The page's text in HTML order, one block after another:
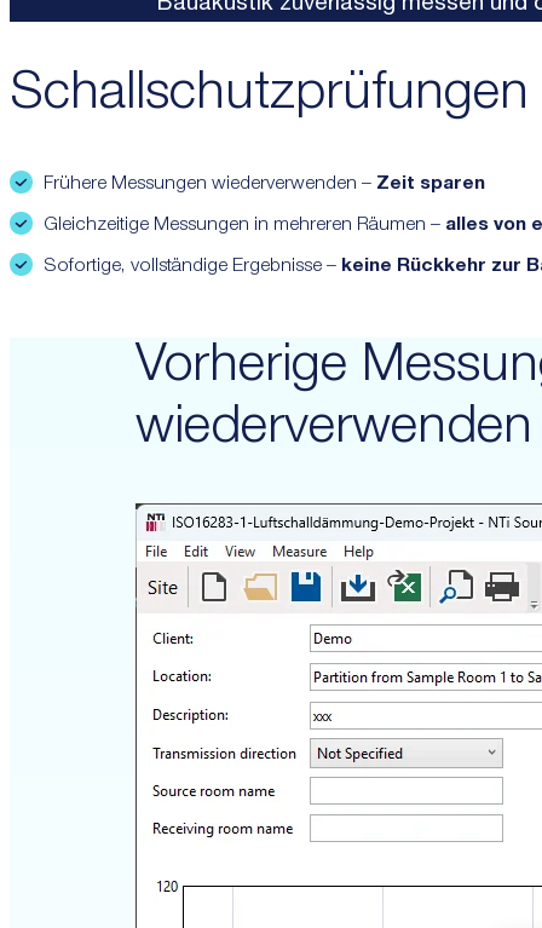
Bauakustik zuverlässig messen und
Frühere Messungen wiederverwenden – Zeit sparen
Gleichzeitige Messungen in mehreren Räumen – alles von
Sofortige, vollständige Ergebnisse – keine Rückkehr zur
Vorherige
wiederverwenden